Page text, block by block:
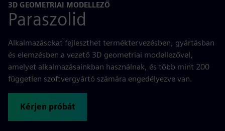
3D GEOMETRIAI MODELLEZŐ
Paraszolid
Alkalmazásokat fejleszthet terméktervezésben, gyártásban
és elemzésben a vezető 3D geometriai modellezővel,
amelyet alkalmazásainkban használnak, és több mint 200
független szoftvergyártó számára engedélyezve van.
Kérjen próbát